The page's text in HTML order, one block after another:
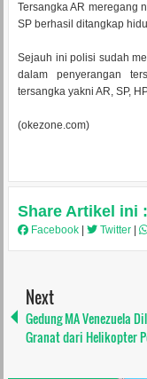
Tersangka AR meregang
SP berhasil ditangkap
Sejauh ini polisi sudah
dalam penyerangan
tersangka yakni AR, SP,
(okezone.com)
Share Artikel ini :
Facebook Twitter
Next
Gedung MA Venezuela
Granat dari Helikopter